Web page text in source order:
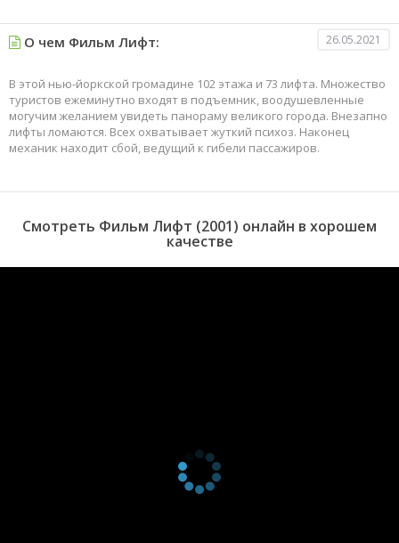
О чем Фильм Лифт: 26.05.2021
В этой нью-йоркской громадине 102 этажа и 73 лифта. Множество
туристов ежеминутно входят в подъемник, воодушевленные
могучим желанием увидеть панораму великого города. Внезапно
лифты ломаются. Всех охватывает жуткий психоз. Наконец
механик находит сбой, ведущий к гибели пассажиров.
Смотреть Фильм Лифт (2001) онлайн в хорошем
качестве